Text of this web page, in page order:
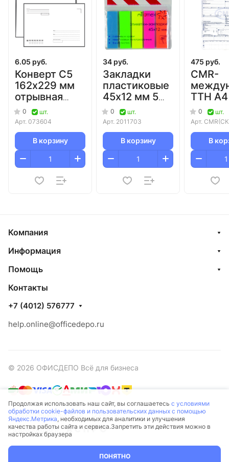
6.05 руб.
Конверт C5
162х229 мм
отрывная
лента с
подсказом/1000
0
шт.
Арт. 073604
В корзину
34 руб.
Закладки
пластиковые
45х12 мм 5
цветов по 20
л
Attomex/24/576
0
шт.
Арт. 2011703
В корзину
475 руб.
CMR-
ТТН
0
шт.
Арт.
В
Компания
Информация
Помощь
Контакты
+7 (4012) 576777
help.online@officedepo.ru
© 2026 ОФИСДЕПО Всё для бизнеса
Конфиденциальность
Оферта
Разработано в
Продолжая использовать наш сайт, вы соглашаетесь с условиями
обработки cookie-файлов и пользовательских данных с помощью
Яндекс.Метрика, необходимых для аналитики и улучшения
качества работы сайта и сервиса.Запретить эти действия можно в
настройках браузера
ПОНЯТНО